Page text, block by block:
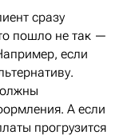
сразу
пошло не так —
если
А если
прогрузится